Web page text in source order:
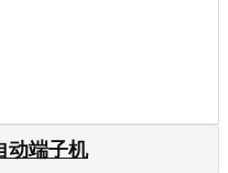
动端子机